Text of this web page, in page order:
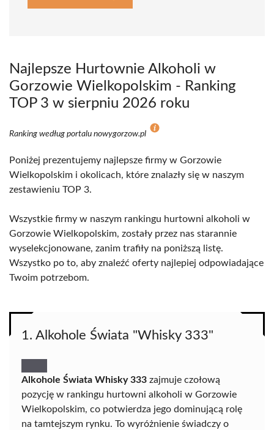
Najlepsze Hurtownie Alkoholi w
Gorzowie Wielkopolskim - Ranking
TOP 3 w sierpniu 2026 roku
Ranking według portalu nowygorzow.pl
Poniżej prezentujemy najlepsze firmy w Gorzowie
Wielkopolskim i okolicach, które znalazły się w naszym
zestawieniu TOP 3.
Wszystkie firmy w naszym rankingu hurtowni alkoholi w
Gorzowie Wielkopolskim, zostały przez nas starannie
wyselekcjonowane, zanim trafiły na poniższą listę.
Wszystko po to, aby znaleźć oferty najlepiej odpowiadające
Twoim potrzebom.
1. Alkohole Świata "Whisky 333"
Alkohole Świata Whisky 333 zajmuje czołową
pozycję w rankingu hurtowni alkoholi w Gorzowie
Wielkopolskim, co potwierdza jego dominującą rolę
na tamtejszym rynku. To wyróżnienie świadczy o